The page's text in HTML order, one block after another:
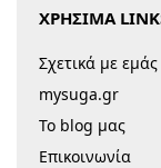
ΧΡΗΣΙΜΑ
Σχετικά με εμάς
mysuga.gr
Το blog μας
Επικοινωνία